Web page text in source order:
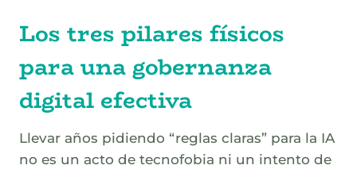
Los tres pilares físicos
para una gobernanza
digital efectiva
Llevar años pidiendo “reglas claras” para la IA
no es un acto de tecnofobia ni un intento de